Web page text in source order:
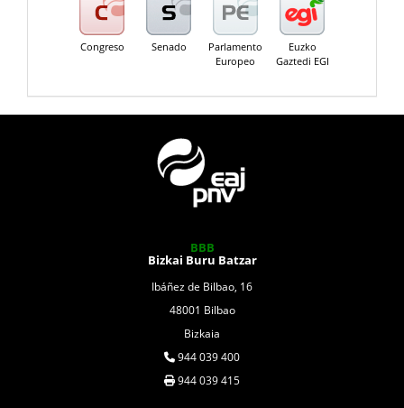
Congreso Senado
Parlamento
Europeo
Euzko
Gaztedi EGI
BBB
Bizkai Buru Batzar
Ibáñez de Bilbao, 16
48001 Bilbao
Bizkaia
944 039 400
944 039 415